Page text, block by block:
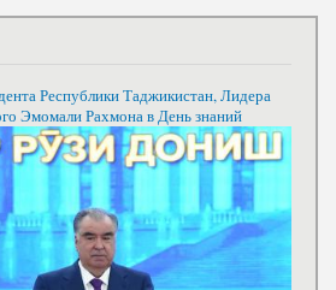
Республики Таджикистан, Лидера
Эмомали Рахмона в День знаний